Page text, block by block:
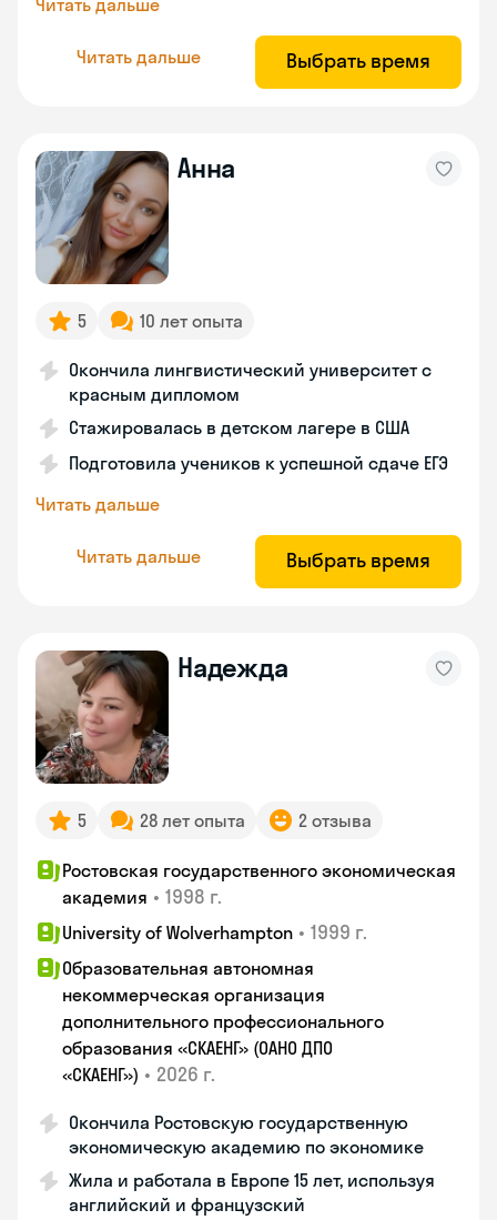
Читать дальше
Читать дальше Выбрать время
Анна
5 10 лет опыта
Окончила лингвистический университет с
красным дипломом
Стажировалась в детском лагере в США
Подготовила учеников к успешной сдаче ЕГЭ
Читать дальше
Читать дальше Выбрать время
Надежда
5 28 лет опыта 2 отзыва
Ростовская государственного экономическая
академия • 1998 г.
University of Wolverhampton • 1999 г.
Образовательная автономная
некоммерческая организация
дополнительного профессионального
образования «СКАЕНГ» (ОАНО ДПО
«СКАЕНГ») • 2026 г.
Окончила Ростовскую государственную
экономическую академию по экономике
Жила и работала в Европе 15 лет, используя
английский и французский